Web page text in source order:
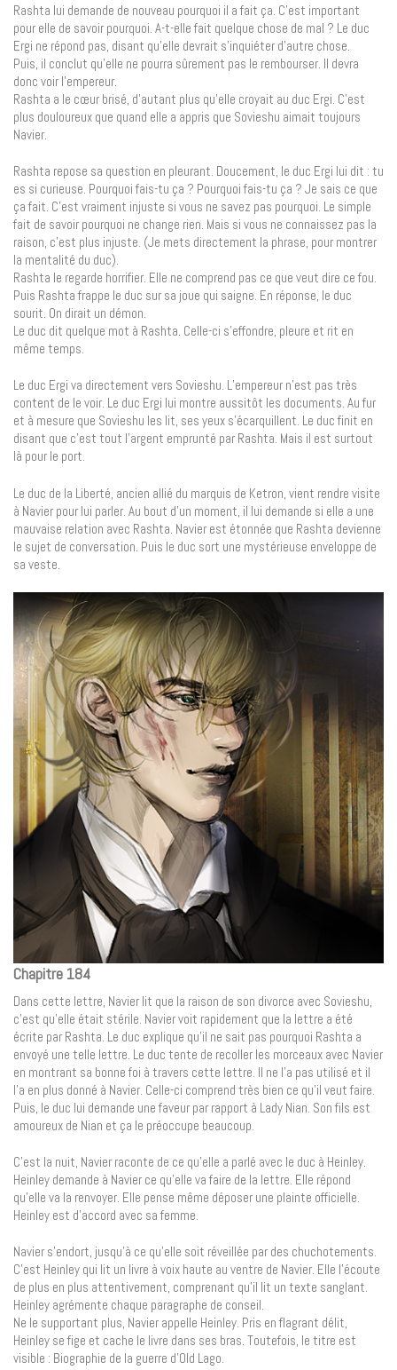
Rashta lui demande de nouveau pourquoi il a fait ça. C’est important
pour elle de savoir pourquoi. A-t-elle fait quelque chose de mal ? Le duc
Ergi ne répond pas, disant qu’elle devrait s’inquiéter d’autre chose.
Puis, il conclut qu’elle ne pourra sûrement pas le rembourser. Il devra
donc voir l’empereur.
Rashta a le cœur brisé, d’autant plus qu’elle croyait au duc Ergi. C’est
plus douloureux que quand elle a appris que Sovieshu aimait toujours
Navier.
Rashta repose sa question en pleurant. Doucement, le duc Ergi lui dit : tu
es si curieuse. Pourquoi fais-tu ça ? Pourquoi fais-tu ça ? Je sais ce que
ça fait. C’est vraiment injuste si vous ne savez pas pourquoi. Le simple
fait de savoir pourquoi ne change rien. Mais si vous ne connaissez pas la
raison, c’est plus injuste. (Je mets directement la phrase, pour montrer
la mentalité du duc).
Rashta le regarde horrifier. Elle ne comprend pas ce que veut dire ce fou.
Puis Rashta frappe le duc sur sa joue qui saigne. En réponse, le duc
sourit. On dirait un démon.
Le duc dit quelque mot à Rashta. Celle-ci s’effondre, pleure et rit en
même temps.
Le duc Ergi va directement vers Sovieshu. L’empereur n’est pas très
content de le voir. Le duc Ergi lui montre aussitôt les documents. Au fur
et à mesure que Sovieshu les lit, ses yeux s’écarquillent. Le duc finit en
disant que c’est tout l’argent emprunté par Rashta. Mais il est surtout
là pour le port.
Le duc de la Liberté, ancien allié du marquis de Ketron, vient rendre visite
à Navier pour lui parler. Au bout d’un moment, il lui demande si elle a une
mauvaise relation avec Rashta. Navier est étonnée que Rashta devienne
le sujet de conversation. Puis le duc sort une mystérieuse enveloppe de
sa veste.
Chapitre 184
Dans cette lettre, Navier lit que la raison de son divorce avec Sovieshu,
c’est qu’elle était stérile. Navier voit rapidement que la lettre a été
écrite par Rashta. Le duc explique qu’il ne sait pas pourquoi Rashta a
envoyé une telle lettre. Le duc tente de recoller les morceaux avec Navier
en montrant sa bonne foi à travers cette lettre. Il ne l’a pas utilisé et il
l’a en plus donné à Navier. Celle-ci comprend très bien ce qu’il veut faire.
Puis, le duc lui demande une faveur par rapport à Lady Nian. Son fils est
amoureux de Nian et ça le préoccupe beaucoup.
C’est la nuit, Navier raconte de ce qu’elle a parlé avec le duc à Heinley.
Heinley demande à Navier ce qu’elle va faire de la lettre. Elle répond
qu’elle va la renvoyer. Elle pense même déposer une plainte officielle.
Heinley est d’accord avec sa femme.
Navier s’endort, jusqu’à ce qu’elle soit réveillée par des chuchotements.
C’est Heinley qui lit un livre à voix haute au ventre de Navier. Elle l’écoute
de plus en plus attentivement, comprenant qu’il lit un texte sanglant.
Heinley agrémente chaque paragraphe de conseil.
Ne le supportant plus, Navier appelle Heinley. Pris en flagrant délit,
Heinley se fige et cache le livre dans ses bras. Toutefois, le titre est
visible : Biographie de la guerre d’Old Lago.